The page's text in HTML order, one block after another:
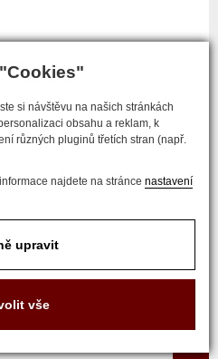
si návštěvu na našich stránkách
obsahu a reklam, k
různých pluginů třetích stran (např.
najdete na stránce nastavení
upravit
vše
ZLATNICTVÍ NEŠKUDLA